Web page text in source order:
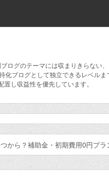
グのテーマには収まりきらない
ブログとして独立できるレベル
し収益性を優先しています。
から？補助金・初期費用0円プ